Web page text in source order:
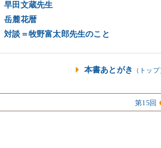
早田文蔵先生
岳麓花暦
対談＝牧野富太郎先生のこと
本書あとがき （トッ
第15回